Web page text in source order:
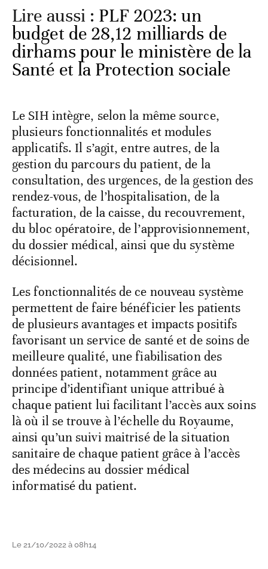
Lire aussi : PLF 2023: un
budget de 28,12 milliards de
dirhams pour le ministère de la
Santé et la Protection sociale
Le SIH intègre, selon la même source,
plusieurs fonctionnalités et modules
applicatifs. Il s’agit, entre autres, de la
gestion du parcours du patient, de la
consultation, des urgences, de la gestion des
rendez-vous, de l’hospitalisation, de la
facturation, de la caisse, du recouvrement,
du bloc opératoire, de l’approvisionnement,
du dossier médical, ainsi que du système
décisionnel.
Les fonctionnalités de ce nouveau système
permettent de faire bénéficier les patients
de plusieurs avantages et impacts positifs
favorisant un service de santé et de soins de
meilleure qualité, une fiabilisation des
données patient, notamment grâce au
principe d’identifiant unique attribué à
chaque patient lui facilitant l’accès aux soins
là où il se trouve à l’échelle du Royaume,
ainsi qu’un suivi maitrisé de la situation
sanitaire de chaque patient grâce à l’accès
des médecins au dossier médical
informatisé du patient.
Le 21/10/2022 à 08h14